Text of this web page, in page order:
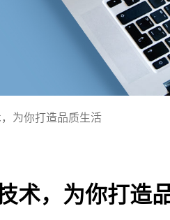
为你打造品质生活
术，为你打造